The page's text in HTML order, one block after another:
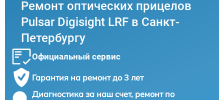
Ремонт оптических прицелов
Pulsar Digisight LRF в Санкт-
Петербургу
Официальный сервис
Гарантия на ремонт до 3 лет
Диагностика за наш счет, ремонт по